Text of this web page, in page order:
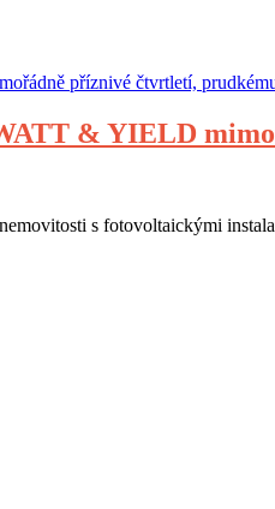
& YIELD
s fotovoltaickými